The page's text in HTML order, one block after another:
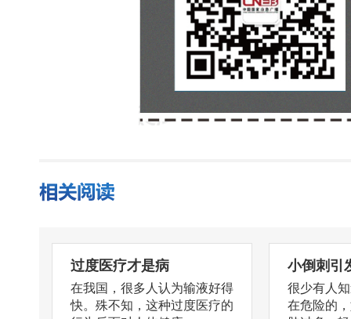
过度医疗才是病
在我国，很多人认为输液好得
快。殊不知，这种过度医疗的
小倒刺引
很少有人
在危险的